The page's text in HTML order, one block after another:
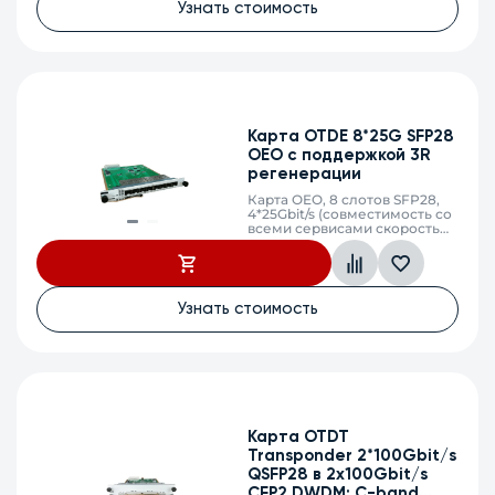
Узнать стоимость
Карта OTDE 8*25G SFP28
OEO с поддержкой 3R
регенерации
Карта OEO, 8 слотов SFP28,
4*25Gbit/s (совместимость со
всеми сервисами скорость
передачи 16G..32G)
Узнать стоимость
Карта OTDT
Transponder 2*100Gbit/s
QSFP28 в 2x100Gbit/s